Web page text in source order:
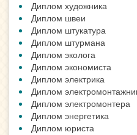
Диплом художника
Диплом швеи
Диплом штукатура
Диплом штурмана
Диплом эколога
Диплом экономиста
Диплом электрика
Диплом
Диплом электромонтера
Диплом энергетика
Диплом юриста